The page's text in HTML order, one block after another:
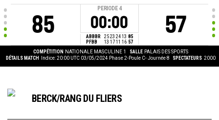
85
PERIODE 4
00:00
ABBBR 25 23 24 13 85
PFBB
13 17 11 16 57
57
COMPÉTITION NATIONALE MASCULINE 1 SALLE PALAIS DES SPORTS
DÉTAILS MATCH
Indice: 20:00 UTC 03/05/2024 Phase 2-Poule C- Journée 8 SPECTATEURS 2000
BERCK/RANG DU FLIERS